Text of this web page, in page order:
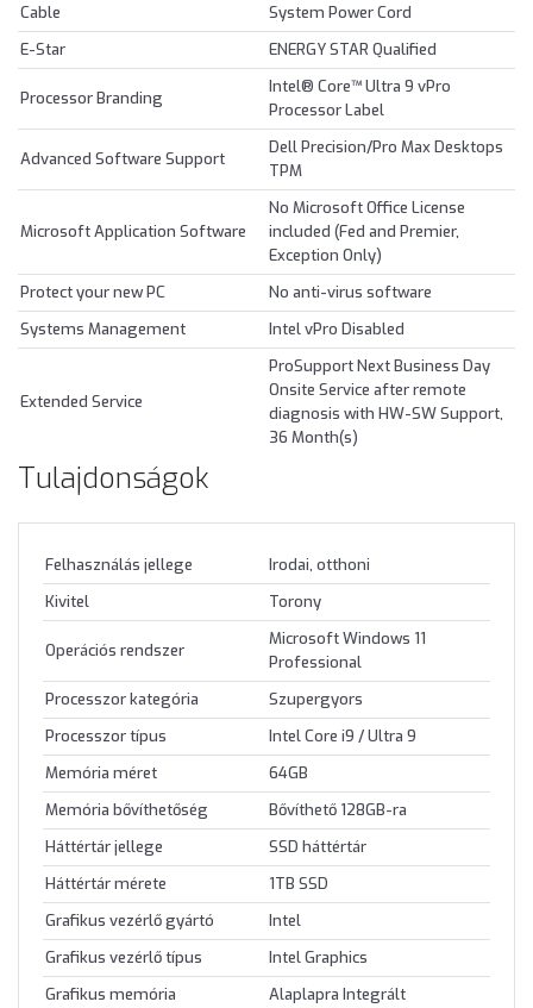
Cable
System Power Cord
E-Star
ENERGY STAR Qualified
Processor Branding
Intel® Core™ Ultra 9 vPro
Processor Label
Advanced Software Support
Dell Precision/Pro Max Desktops
TPM
Microsoft Application Software
No Microsoft Office License
included (Fed and Premier,
Exception Only)
Protect your new PC
No anti-virus software
Systems Management
Intel vPro Disabled
Extended Service
ProSupport Next Business Day
Onsite Service after remote
diagnosis with HW-SW Support,
36 Month(s)
Tulajdonságok
Felhasználás jellege
Irodai, otthoni
Kivitel
Torony
Operációs rendszer
Microsoft Windows 11
Professional
Processzor kategória
Szupergyors
Processzor típus
Intel Core i9 / Ultra 9
Memória méret
64GB
Memória bővíthetőség
Bővíthető 128GB-ra
Háttértár jellege
SSD háttértár
Háttértár mérete
1TB SSD
Grafikus vezérlő gyártó
Intel
Grafikus vezérlő típus
Intel Graphics
Grafikus memória
Alaplapra Integrált